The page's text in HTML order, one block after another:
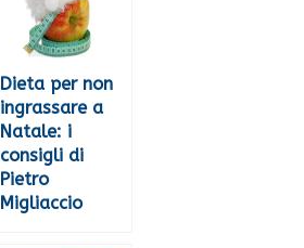
Dieta per non
ingrassare a
Natale: i
consigli di
Pietro
Migliaccio